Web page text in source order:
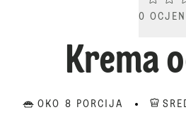
0
Krema
OKO 8 PORCIJA